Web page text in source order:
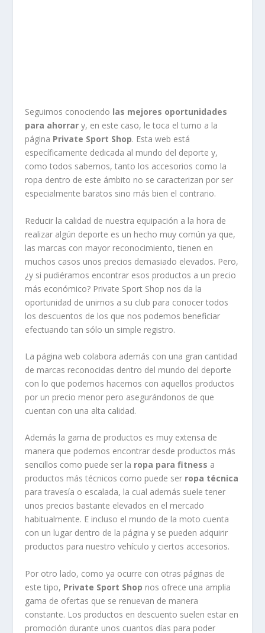
Seguimos conociendo las mejores oportunidades
para ahorrar y, en este caso, le toca el turno a la
página Private Sport Shop. Esta web está
específicamente dedicada al mundo del deporte y,
como todos sabemos, tanto los accesorios como la
ropa dentro de este ámbito no se caracterizan por ser
especialmente baratos sino más bien el contrario.
Reducir la calidad de nuestra equipación a la hora de
realizar algún deporte es un hecho muy común ya que,
las marcas con mayor reconocimiento, tienen en
muchos casos unos precios demasiado elevados. Pero,
¿y si pudiéramos encontrar esos productos a un precio
más económico? Private Sport Shop nos da la
oportunidad de unirnos a su club para conocer todos
los descuentos de los que nos podemos beneficiar
efectuando tan sólo un simple registro.
La página web colabora además con una gran cantidad
de marcas reconocidas dentro del mundo del deporte
con lo que podemos hacernos con aquellos productos
por un precio menor pero asegurándonos de que
cuentan con una alta calidad.
Además la gama de productos es muy extensa de
manera que podemos encontrar desde productos más
sencillos como puede ser la ropa para fitness a
productos más técnicos como puede ser ropa técnica
para travesía o escalada, la cual además suele tener
unos precios bastante elevados en el mercado
habitualmente. E incluso el mundo de la moto cuenta
con un lugar dentro de la página y se pueden adquirir
productos para nuestro vehículo y ciertos accesorios.
Por otro lado, como ya ocurre con otras páginas de
este tipo, Private Sport Shop nos ofrece una amplia
gama de ofertas que se renuevan de manera
constante. Los productos en descuento suelen estar en
promoción durante unos cuantos días para poder